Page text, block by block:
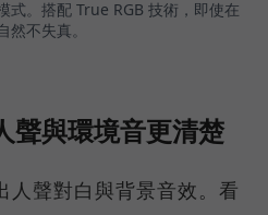
式。搭配 True RGB 技術，即使在
不失真。
聲與環境音更清楚
聲對白與背景音效。看